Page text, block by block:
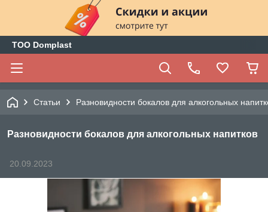
ТОО Domplast
Статьи Разновидности бокалов для алкогольных
Разновидности бокалов для алкогольных напитков
20.09.2023